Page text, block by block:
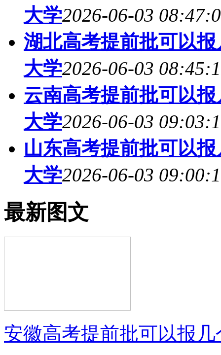
大学2026-06-03
湖北高考提前批可以
大学2026-06-03
云南高考提前批可以
大学2026-06-03
山东高考提前批可以
大学2026-06-03
最新图文
安徽高考提前批可以报几